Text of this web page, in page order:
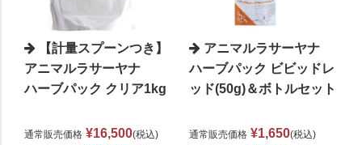
【計量スプーンつき】
アニマルラサーヤナ
ハーブパック クリア1kg
通常販売価格 ¥16,500 税込
アニマルラサーヤナ
ハーブパック ビビッドレ
ッド(50g)＆ボトルセット
通常販売価格 ¥1,650 税込